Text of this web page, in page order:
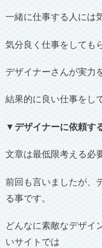
一緒に仕事する人には
気分良く仕事をしても
デザイナーさんが実力
結果的に良い仕事をし
▼デザイナーに依頼す
文章は最低限考える必
前回も言いましたが、
る事です。
どんなに素敵なデザイ
いサイトでは